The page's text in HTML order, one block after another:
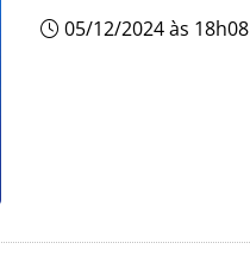
05/12/2024 às 18h08